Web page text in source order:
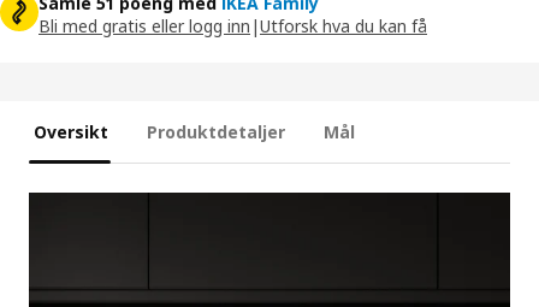
Bli med gratis eller logg inn |Utforsk hva du kan få
Oversikt Produktdetaljer Mål